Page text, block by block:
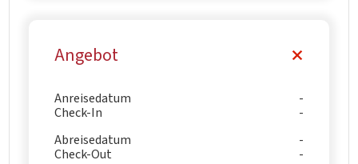
Angebot
Anreisedatum
Check-In
Abreisedatum
Check-Out